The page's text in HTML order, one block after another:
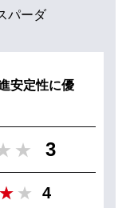
パーダ
安定性に優
3
4